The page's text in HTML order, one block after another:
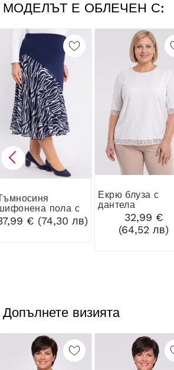
МОДЕЛЪТ Е ОБЛЕЧЕН С:
пола с
шарен десен
€ (74,30 лв)
Екрю блуза с
дантела
32,99 €
(64,52 лв)
Допълнете визията